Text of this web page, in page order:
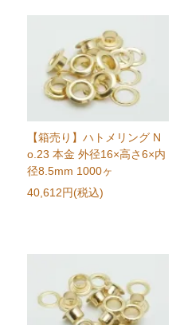
【箱売り】ハトメリング N
o.23 本金 外径16×高さ6×内
径8.5mm 1000ヶ
40,612円(税込)